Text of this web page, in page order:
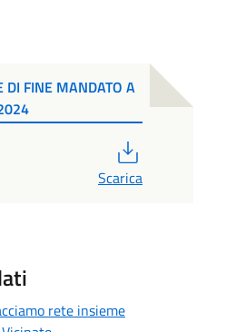
DI FINE MANDATO A
Scarica
rete insieme